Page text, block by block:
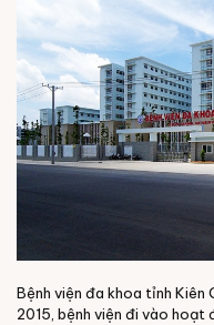
Bệnh viện đa khoa tỉnh Kiên
2015, bệnh viện đi vào